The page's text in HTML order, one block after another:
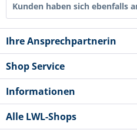
Kunden haben sich ebenfalls
Ihre Ansprechpartnerin
Shop Service
Informationen
Alle LWL-Shops